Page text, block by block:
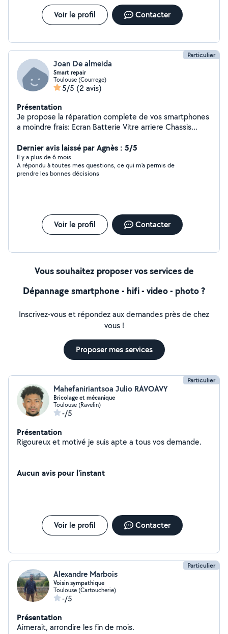
Voir le profil Contacter
Particulier
Joan De almeida
Smart repair
Toulouse (Courrege)
5/5 (2 avis)
Présentation
Je propose la réparation complete de vos smartphones
a moindre frais: Ecran Batterie Vitre arriere Chassis
Dernier avis laissé par Agnès : 5/5
Il y a plus de 6 mois
A répondu à toutes mes questions, ce qui m'a permis de
prendre les bonnes décisions
Voir le profil Contacter
Vous souhaitez proposer vos services de
Dépannage smartphone - hifi - video - photo ?
Inscrivez-vous et répondez aux demandes près de chez
vous !
Proposer mes services
Particulier
Mahefaniriantsoa Julio RAVOAVY
Bricolage et mécanique
Toulouse (Ravelin)
-/5
Présentation
Rigoureux et motivé je suis apte a tous vos demande.
Aucun avis pour l'instant
Voir le profil Contacter
Particulier
Alexandre Marbois
Voisin sympathique
Toulouse (Cartoucherie)
-/5
Présentation
Aimerait, arrondire les fin de mois.